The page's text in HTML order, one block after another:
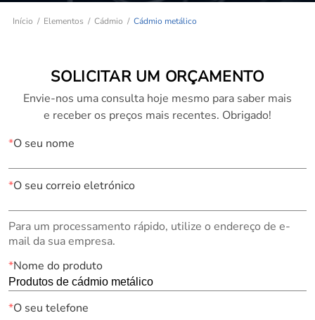
Início Elementos Cádmio Cádmio metálico
SOLICITAR UM ORÇAMENTO
Envie-nos uma consulta hoje mesmo para saber mais
e receber os preços mais recentes. Obrigado!
*O seu nome
*O seu correio eletrónico
Para um processamento rápido, utilize o endereço de e-
mail da sua empresa.
*Nome do produto
*O seu telefone